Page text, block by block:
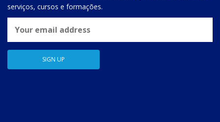
serviços, cursos e formações.